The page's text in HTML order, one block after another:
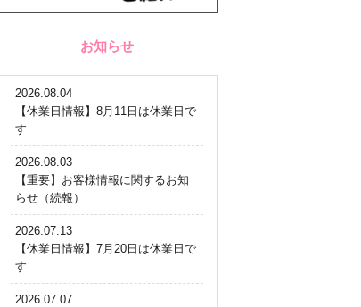
お知らせ
2026.08.04
【休業日情報】8月11日は休業日で
す
2026.08.03
【重要】お客様情報に関するお知
らせ（続報）
2026.07.13
【休業日情報】7月20日は休業日で
す
2026.07.07